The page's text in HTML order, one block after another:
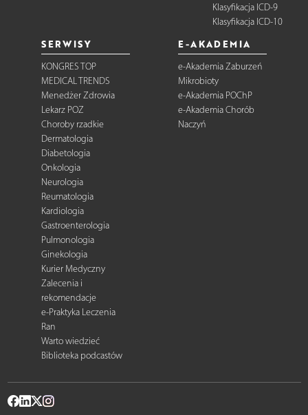
Klasyfikacja ICD-9
Klasyfikacja ICD-10
SERWISY
KONGRES TOP
MEDICAL TRENDS
Menedżer Zdrowia
Lekarz POZ
Choroby rzadkie
Dermatologia
Diabetologia
Onkologia
Neurologia
Reumatologia
Kardiologia
Gastroenterologia
Pulmonologia
Ginekologia
Kurier Medyczny
Zalecenia i
rekomendacje
e-Praktyka Leczenia
Ran
Warto wiedzieć
Biblioteka podcastów
E-AKADEMIA
e-Akademia Zaburzeń
Mikrobioty
e-Akademia POChP
e-Akademia Chorób
Naczyń